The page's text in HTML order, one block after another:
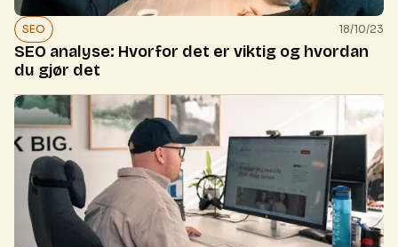
SEO 18/10/23
SEO analyse: Hvorfor det er viktig og hvordan
du gjør det